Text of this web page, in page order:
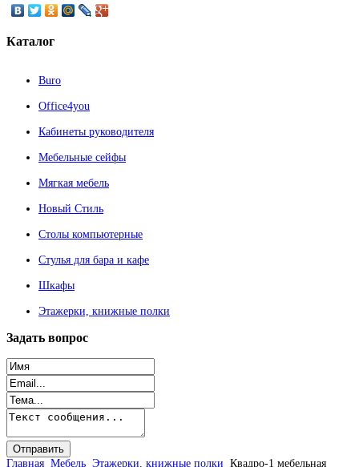
Каталог
Buro
Office4you
Кабинеты руководителя
Мебельные сейфы
Мягкая мебель
Новый Стиль
Столы компьютерные
Стулья для бара и кафе
Шкафы
Этажерки, книжные полки
Задать вопрос
Главная Мебель Этажерки, книжные полки Квадро-1 мебельная